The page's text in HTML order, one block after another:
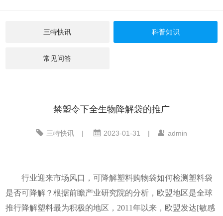
三特快讯 科普知识
常见问答
禁塑令下全生物降解袋的推广
三特快讯 | 2023-01-31 | admin
行业迎来市场风口，可降解塑料购物袋如何检测塑料袋
是否可降解？根据前瞻产业研究院的分析，欧盟地区是全球
推行降解塑料最为积极的地区， 2011年以来，欧盟发达[敏感